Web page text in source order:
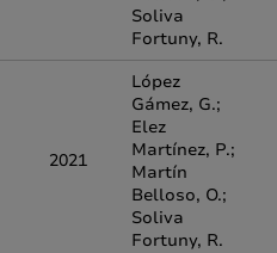
Soliva
Fortuny, R.
2021
López
Gámez, G.;
Elez
Martínez, P.;
Martín
Belloso, O.;
Soliva
Fortuny, R.